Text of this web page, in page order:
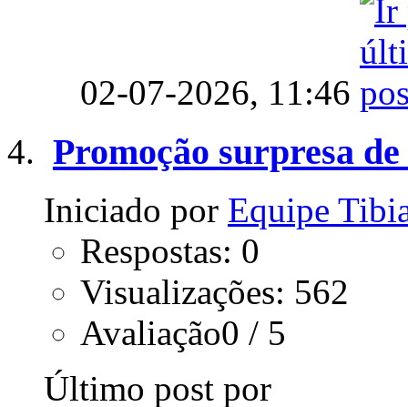
02-07-2026, 11:46
Promoção surpresa
Iniciado por Equipe
Respostas: 0
Visualizações: 562
Avaliação0 / 5
Último post por